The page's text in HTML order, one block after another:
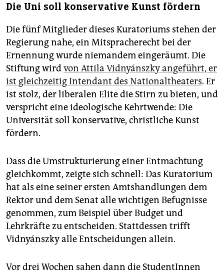
Die Uni soll konservative Kunst fördern
Die fünf Mitglieder dieses Kuratoriums stehen der
Regierung nahe, ein Mitspracherecht bei der
Ernennung wurde niemandem eingeräumt. Die
Stiftung wirdvon Attila Vidnyánszky angeführt, er
ist gleichzeitig Intendant des Nationaltheaters. Er
ist stolz, der liberalen Elite die Stirn zu bieten, und
verspricht eine ideologische Kehrtwende: Die
Universität soll konservative, christliche Kunst
fördern.
Dass die Umstrukturierung einer Entmachtung
gleichkommt, zeigte sich schnell: Das Kuratorium
hat als eine seiner ersten Amtshandlungen dem
Rektor und dem Senat alle wichtigen Befugnisse
genommen, zum Beispiel über Budget und
Lehrkräfte zu entscheiden. Stattdessen trifft
Vidnyánszky alle Entscheidungen allein.
Vor drei Wochen sahen dann die StudentInnen